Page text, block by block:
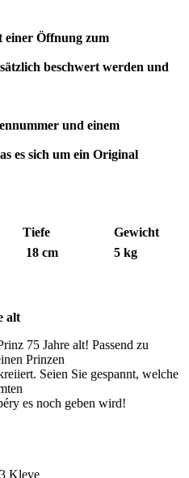
Öffnung zum
beschwert werden und
und einem
es sich um ein Original
Tiefe
Gewicht
18 cm 5 kg
alt
75 Jahre alt! Passend zu
Prinzen
Seien Sie gespannt, welche
es noch geben wird!
Kleve